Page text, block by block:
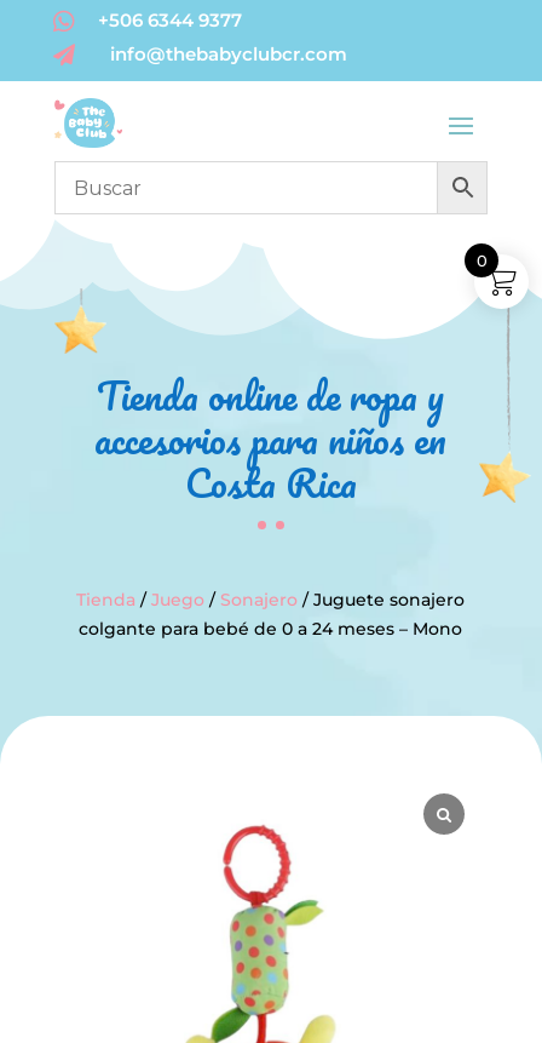
 +506 6344 9377
 info@thebabyclubcr.com
Tienda online de ropa y
accesorios para niños en
Costa Rica
Tienda /Juego / Sonajero / Juguete sonajero
colgante para bebé de 0 a 24 meses – Mono
0